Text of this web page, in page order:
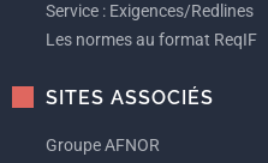
Service : Exigences/Redlines
Les normes au format ReqIF
SITES ASSOCIÉS
Groupe AFNOR